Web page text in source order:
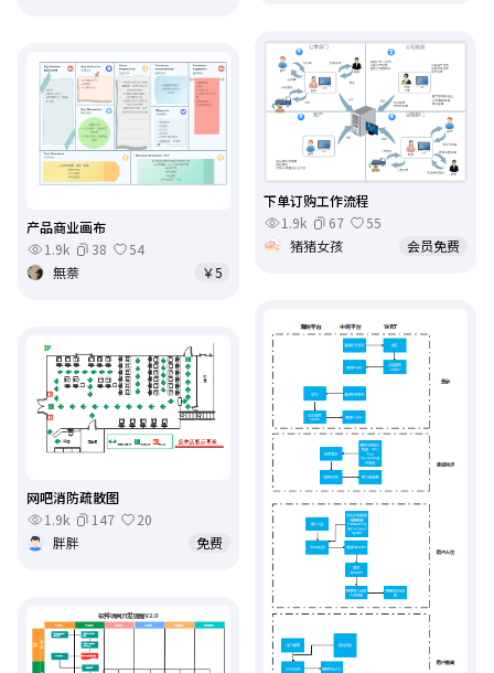
下单订购工作流程
1.9k
67
55
猪猪女孩
会员免费
产品商业画布
1.9k
38
54
無萘
￥5
网吧消防疏散图
1.9k
147
20
胖胖
免费